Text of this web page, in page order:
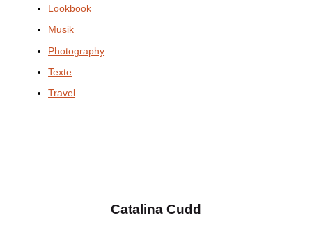
Lookbook
Musik
Photography
Texte
Travel
Catalina Cudd